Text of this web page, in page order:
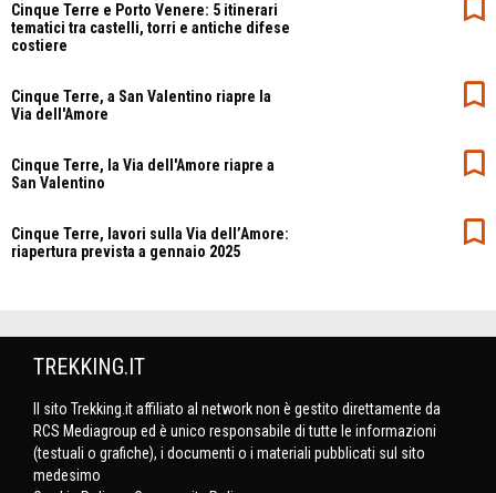
Cinque Terre e Porto Venere: 5 itinerari
tematici tra castelli, torri e antiche difese
costiere
Cinque Terre, a San Valentino riapre la
Via dell'Amore
Cinque Terre, la Via dell'Amore riapre a
San Valentino
Cinque Terre, lavori sulla Via dell’Amore:
riapertura prevista a gennaio 2025
TREKKING.IT
Il sito Trekking.it affiliato al network non è gestito direttamente da
RCS Mediagroup ed è unico responsabile di tutte le informazioni
(testuali o grafiche), i documenti o i materiali pubblicati sul sito
medesimo